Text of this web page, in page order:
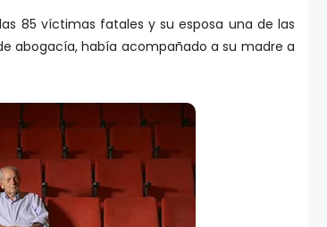
las 85 víctimas fatales y su esposa una de las
abogacía, había acompañado a su madre a